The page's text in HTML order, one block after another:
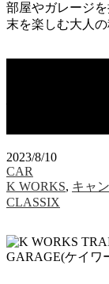
部屋やガレージ
末を楽しむ大人
2023/8/10
CAR
K WORKS, キャ
CLASSIX